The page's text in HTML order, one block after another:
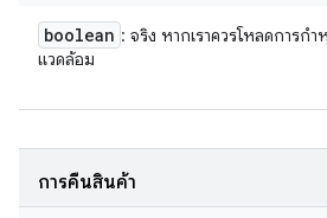
boolean : จริง หากเราควรโหลดการก
แวดล้อม
การคืนสินค้า